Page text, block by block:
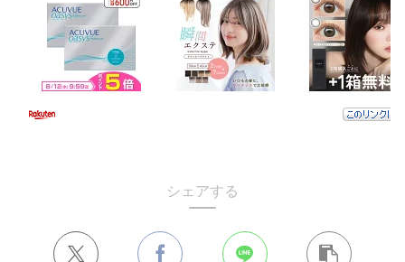
シェアする